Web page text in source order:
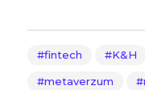
fintech K&H
metaverzum